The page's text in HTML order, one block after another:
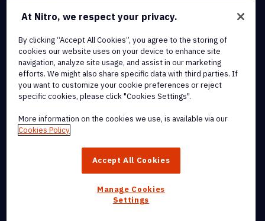
Integrazioni e connettività API
Termini di servizio
Politica sui cookie
Politica sul copyright
Tutti i termini e le politiche
© 2026 Nitro Software, Inc. Tutti i diritti riservati.
Sign e Nitro Analytics sono marchi e/o marchi registrati di Nitro
At Nitro, we respect your privacy.
By clicking “Accept All Cookies”, you agree to the storing of
cookies our website uses on your device to enhance site
navigation, analyze site usage, and assist in our marketing
efforts. We might also share specific data with third parties. If
you want to customize your cookie preferences or reject
specific cookies, please click "Cookies Settings".
More information on the cookies we use, is available via our
Cookies Policy
Accept All Cookies
Manage Cookies
Settings